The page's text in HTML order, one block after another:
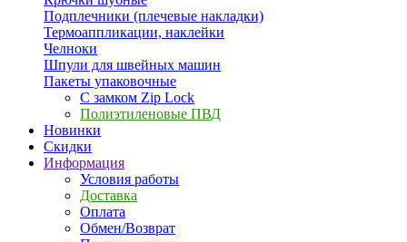
Подплечники (плечевые накладки)
Термоаппликации, наклейки
Челноки
Шпули для швейных машин
Пакеты упаковочные
С замком Zip Lock
Полиэтиленовые ПВД
Новинки
Скидки
Информация
Условия работы
Доставка
Оплата
Обмен/Возврат